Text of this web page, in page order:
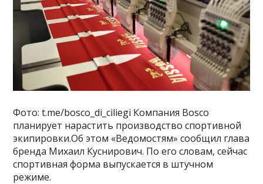
Фото: t.me/bosco_di_ciliegi Компания Bosco
планирует нарастить производство спортивной
экипировки.Об этом «Ведомостям» сообщил глава
бренда Михаил Куснирович. По его словам, сейчас
спортивная форма выпускается в штучном
режиме.